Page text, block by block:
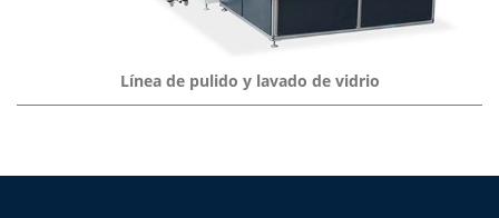
Línea de pulido y lavado de vidrio